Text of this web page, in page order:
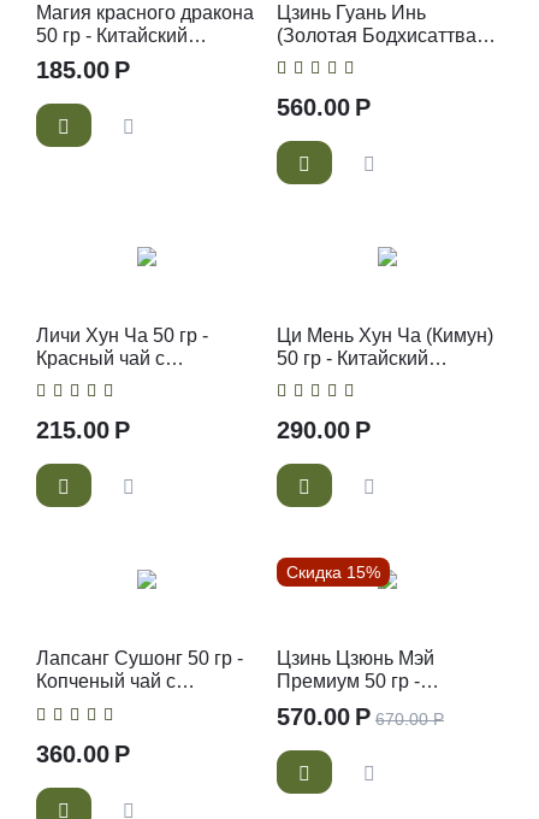
Магия красного дракона
50 гр - Китайский
красный чай
185.00 Р
Цзинь Гуань Инь
(Золотая Бодхисаттва)
50 гр
560.00 Р
Личи Хун Ча 50 гр -
Красный чай с
ароматом Личи
215.00 Р
Ци Мень Хун Ча (Кимун)
50 гр - Китайский
красный чай
290.00 Р
Лапсанг Сушонг 50 гр -
Копченый чай с
золотыми типсами -
Китайский красный чай
360.00 Р
Скидка 15%
Цзинь Цзюнь Мэй
Премиум 50 гр -
Золотые брови -
Китайский красный чай
570.00 Р 670.00 Р